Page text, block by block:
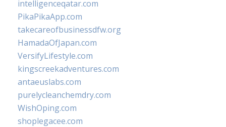
intelligenceqatar.com
PikaPikaApp.com
takecareofbusinessdfw.org
HamadaOfJapan.com
VersifyLifestyle.com
kingscreekadventures.com
antaeuslabs.com
purelycleanchemdry.com
WishOping.com
shoplegacee.com